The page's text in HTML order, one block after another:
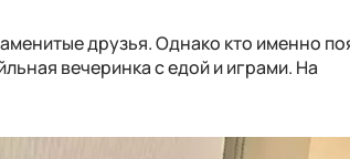
друзья. Однако кто именно
вечеринка с едой и играми. На